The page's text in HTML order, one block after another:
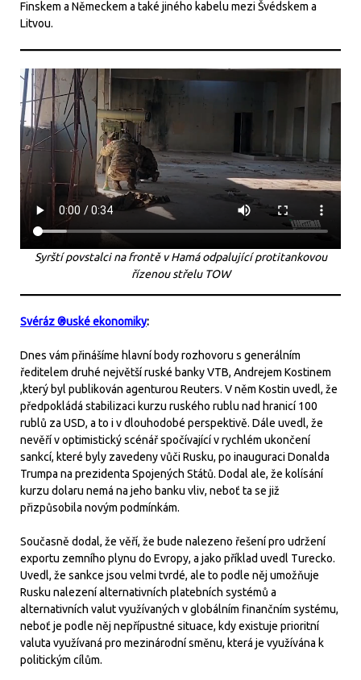
Finskem a Německem a také jiného kabelu mezi Švédskem a
Litvou.
Syrští povstalci na frontě v Hamá odpalující protitankovou
řízenou střelu TOW
Svéráz ®uské ekonomiky:
Dnes vám přinášíme hlavní body rozhovoru s generálním
ředitelem druhé největší ruské banky VTB, Andrejem Kostinem
,který byl publikován agenturou Reuters. V něm Kostin uvedl, že
předpokládá stabilizaci kurzu ruského rublu nad hranicí 100
rublů za USD, a to i v dlouhodobé perspektivě. Dále uvedl, že
nevěří v optimistický scénář spočívající v rychlém ukončení
sankcí, které byly zavedeny vůči Rusku, po inauguraci Donalda
Trumpa na prezidenta Spojených Států. Dodal ale, že kolísání
kurzu dolaru nemá na jeho banku vliv, neboť ta se již
přizpůsobila novým podmínkám.
Současně dodal, že věří, že bude nalezeno řešení pro udržení
exportu zemního plynu do Evropy, a jako příklad uvedl Turecko.
Uvedl, že sankce jsou velmi tvrdé, ale to podle něj umožňuje
Rusku nalezení alternativních platebních systémů a
alternativních valut využívaných v globálním finančním systému,
neboť je podle něj nepřípustné situace, kdy existuje prioritní
valuta využívaná pro mezinárodní směnu, která je využívána k
politickým cílům.